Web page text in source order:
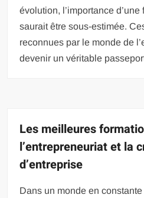
évolution, l’importance
saurait être sous-estimée.
reconnues par le monde de
devenir un véritable
Les meilleures
l’entrepreneuriat et la
d’entreprise
Dans un monde en